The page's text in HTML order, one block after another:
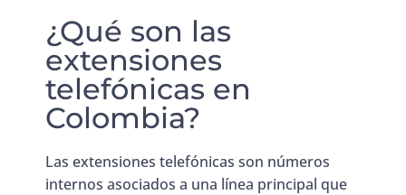
¿Qué son las
extensiones
telefónicas en
Colombia?
Las extensiones telefónicas son números
internos asociados a una línea principal que